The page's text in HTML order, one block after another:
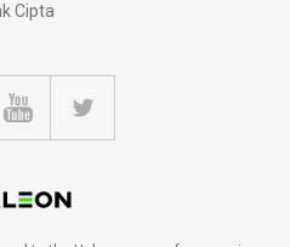
Cipta